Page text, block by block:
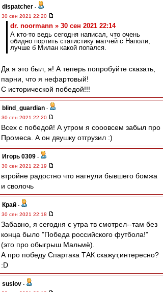
dispatcher -
30 сен 2021 22:20
dr. noormann » 30 сен 2021 22:14
А кто-то ведь сегодня написал, что очень
обидно портить статистику матчей с Наполи,
лучше б Милан какой попался.
Да я это был, я! А теперь попробуйте сказать,
парни, что я нефартовый!
С исторической победой!!!
blind_guardian -
30 сен 2021 22:20
Всех с победой! А утром я сооовсем забыл про
Промеса. А он двушку отгрузил :)
Игорь 0309 -
30 сен 2021 22:19
втройне радостно что нагнули бывшего бомжа
и сволочь
Край -
30 сен 2021 22:18
Забавно, я сегодня с утра тв смотрел--там без
конца было "Победа российского футбола!"
(это про обыгрыш Мальмё).
А про победу Спартака ТАК скажут,интересно?
:D
suslov -